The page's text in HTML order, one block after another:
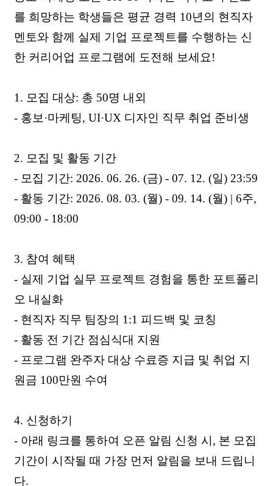
를 희망하는 학생들은 평균 경력 10년의 현직자
멘토와 함께 실제 기업 프로젝트를 수행하는 신
한 커리어업 프로그램에 도전해 보세요!
1. 모집 대상: 총 50명 내외
- 홍보·마케팅, UI·UX 디자인 직무 취업 준비생
2. 모집 및 활동 기간
- 모집 기간: 2026. 06. 26. (금) - 07. 12. (일) 23:59
- 활동 기간: 2026. 08. 03. (월) - 09. 14. (월) | 6주,
09:00 - 18:00
3. 참여 혜택
- 실제 기업 실무 프로젝트 경험을 통한 포트폴리
오 내실화
- 현직자 직무 팀장의 1:1 피드백 및 코칭
- 활동 전 기간 점심식대 지원
- 프로그램 완주자 대상 수료증 지급 및 취업 지
원금 100만원 수여
4. 신청하기
- 아래 링크를 통하여 오픈 알림 신청 시, 본 모집
기간이 시작될 때 가장 먼저 알림을 보내 드립니
다.